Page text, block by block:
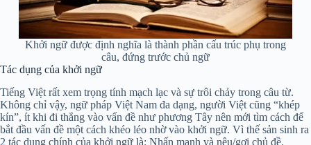
Khởi ngữ được định nghĩa là thành phần cấu trúc phụ trong
câu, đứng trước chủ ngữ
Tác dụng của khởi ngữ
Tiếng Việt rất xem trọng tính mạch lạc và sự trôi chảy trong câu từ.
Không chỉ vậy, ngữ pháp Việt Nam đa dạng, người Việt cũng “khép
kín”, ít khi đi thẳng vào vấn đề như phương Tây nên mới tìm cách để
bắt đầu vấn đề một cách khéo léo nhờ vào khởi ngữ. Vì thế sản sinh ra
2 tác dụng chính của khởi ngữ là: Nhấn mạnh và nêu/gợi chủ đề.